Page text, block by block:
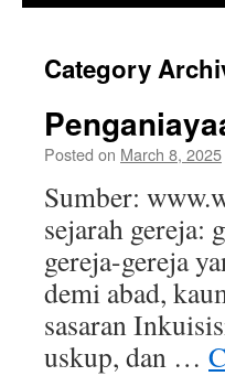
Category
Posted on March 8, 2025
Sumber:
sejarah gereja:
gereja-gereja
demi abad,
sasaran
uskup, dan …